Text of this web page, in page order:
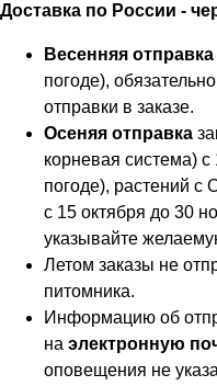
Доставка по России -
Весенняя отправка
погоде),
отправки в заказе.
Осеняя отправка
корневая система)
погоде), растений с
с 15 октября до 30
указывайте
Летом заказы не
питомника.
Информацию об
на электронную
оповещения не